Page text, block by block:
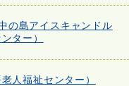
の島アイスキャンドル
ター）
人福祉センター）